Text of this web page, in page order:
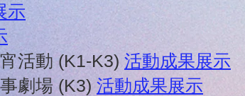
示
活動 (K1-K3)活動成果展示
劇場 (K3) 活動成果展示